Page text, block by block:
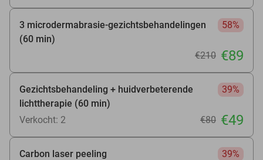
3 microdermabrasie-gezichtsbehandelingen
(60 min)
58%
€210 €89
Gezichtsbehandeling + huidverbeterende
lichttherapie (60 min)
39%
Verkocht: 2 €80 €49
Carbon laser peeling
39%